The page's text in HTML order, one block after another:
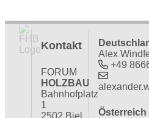
Kontakt
FORUM
HOLZBAU
Bahnhofplatz
1
Alex
+49
Österreich